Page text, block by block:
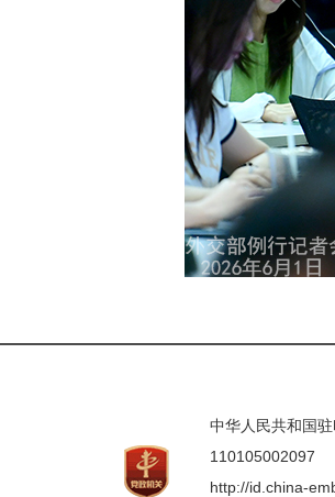
中华人民共和国
110105002097
http://id.china-